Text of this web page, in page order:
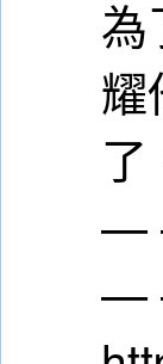
為
耀
了
—
—